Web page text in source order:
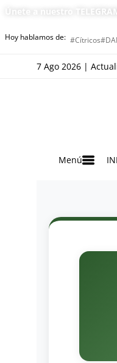
Únete a nuestro
Hoy hablamos de: #Cítricos
7 Ago 2026 |
Menú